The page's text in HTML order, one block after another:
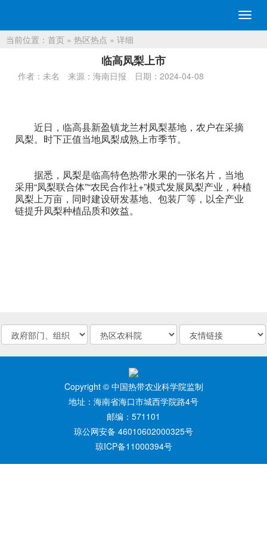
切
换
当前位置： 首页 » 热区热点 » 详细
临高凤梨上市
作者：未名 来源：海南日报 日期：2024-04-08
近日，临高县新盈镇龙兰村凤梨基地，农户在采摘
凤梨。时下正值当地凤梨成熟上市季节。
据悉，凤梨是临高特色热带水果的一张名片，当地
采用“凤梨联合体”“农民合作社+”模式发展凤梨产业，种植
凤梨上万亩，同时建设研发基地、包装厂等，以全产业
链提升凤梨种植品质和效益。
Copyright © 中国热带农业科学院监制
地址：海南省海口市城西学院路4号
邮编：571101
琼公网安备 46010602000325号
琼ICP备11000394号